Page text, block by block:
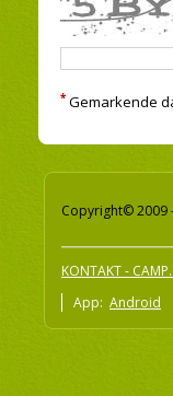
* Gemarkende
Copyright© 2009
KONTAKT -
App: Android